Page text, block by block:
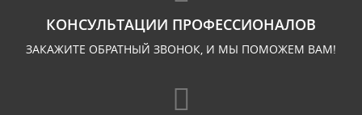
КОНСУЛЬТАЦИИ ПРОФЕССИОНАЛОВ
ЗАКАЖИТЕ ОБРАТНЫЙ ЗВОНОК, И МЫ ПОМОЖЕМ ВАМ!